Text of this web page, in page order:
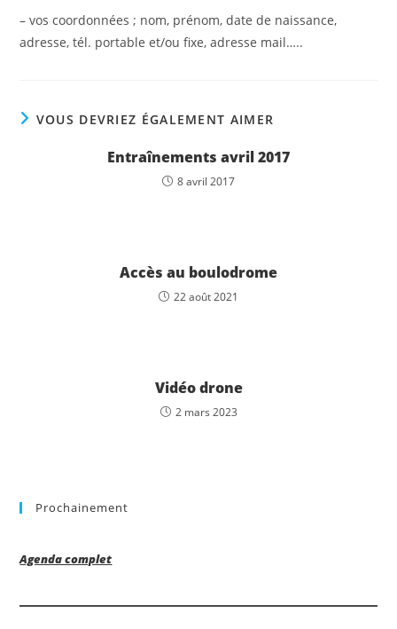
– vos coordonnées ; nom, prénom, date de naissance,
adresse, tél. portable et/ou fixe, adresse mail…..
VOUS DEVRIEZ ÉGALEMENT AIMER
Entraînements avril 2017
8 avril 2017
Accès au boulodrome
22 août 2021
Vidéo drone
2 mars 2023
Prochainement
Agenda complet